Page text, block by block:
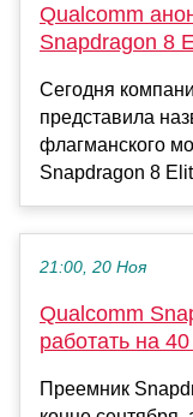
Qualcomm
Snapdragon 8
Сегодня
представила
флагманского
Snapdragon 8
21:00, 20 Ноя
Qualcomm
работать на
Преемник